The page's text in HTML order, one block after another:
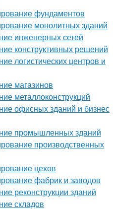
фундаментов
монолитных зданий
инженерных сетей
конструктивных решений
логистических центров и
магазинов
металлоконструкций
офисных зданий и бизнес
промышленных зданий
производственных
цехов
фабрик и заводов
реконструкции зданий
складов